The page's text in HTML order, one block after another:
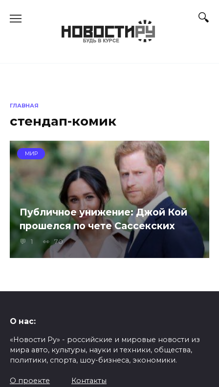
ГЛАВНАЯ
стендап-комик
МИР
Публичное унижение: Джой Кой
прошелся по чете Сассекских
1 70
О нас:
«Новости Ру» - российские и мировые новости из
мира авто, культуры, науки и техники, общества,
политики, спорта, шоу-бизнеса, экономики.
О проекте Контакты